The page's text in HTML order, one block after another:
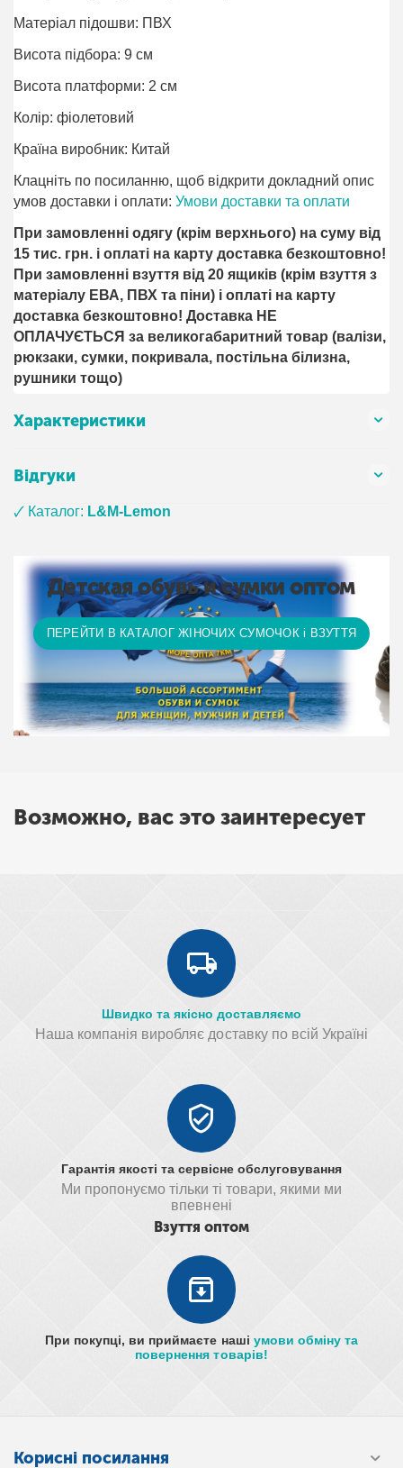
Матеріал підошви: ПВХ
Висота підбора: 9 см
Висота платформи: 2 см
Колір: фіолетовий
Країна виробник: Китай
Клацніть по посиланню, щоб відкрити докладний опис
умов доставки і оплати:Умови доставки та оплати
При замовленні одягу (крім верхнього) на суму від
15 тис. грн. і оплаті на карту доставка безкоштовно!
При замовленні взуття від 20 ящиків (крім взуття з
матеріалу ЕВА, ПВХ та піни) і оплаті на карту
доставка безкоштовно! Доставка НЕ ​​
ОПЛАЧУЄТЬСЯ за великогабаритний товар (валізи,
рюкзаки, сумки, покривала, постільна білизна,
рушники тощо)
Характеристики
Відгуки
🗸 Каталог: L&M-Lemon
Детская обувь и сумки оптом
ПЕРЕЙТИ В КАТАЛОГ ЖІНОЧИХ СУМОЧОК і ВЗУТТЯ
Возможно, вас это заинтересует
Швидко та якісно доставляємо
Наша компанія виробляє доставку по всій Україні
Гарантія якості та сервісне обслуговування
Ми пропонуємо тільки ті товари, якими ми
впевнені
Взуття оптом
При покупці, ви приймаєте наші умови обміну та
повернення товарів!
Корисні посилання